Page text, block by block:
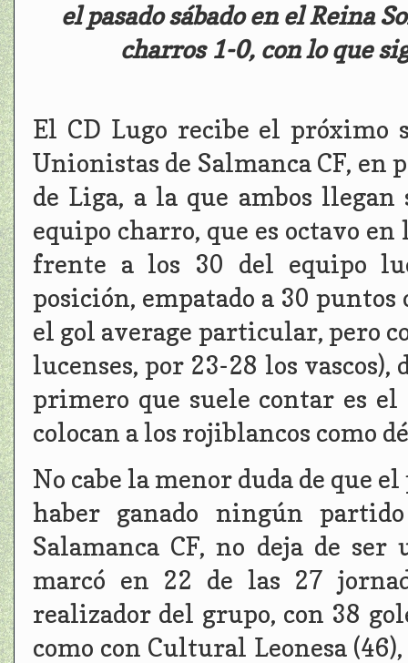
el pasado sábado en el Reina
charros 1-0, con lo que
El CD Lugo recibe el próximo
Unionistas de Salmanca CF, en
de Liga, a la que ambos
equipo charro, que es octavo
frente a los 30 del equipo
posición, empatado a 30 puntos
el gol average particular, pero
lucenses, por 23-28 los
primero que suele contar es
colocan a los rojiblancos como
No cabe la menor duda de que
haber ganado ningún
Salamanca CF, no deja de
marcó en 22 de las 27
realizador del grupo, con 38
como con Cultural Leonesa